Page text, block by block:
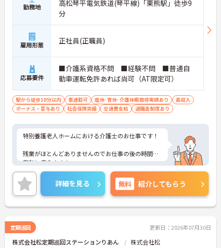
勤務地
高松琴平電気鉄道(琴平線)「栗熊駅」徒歩9
分
雇用形態 正社員(正職員)
応募要件
■介護系資格不問 ■経験不問 ■普通自
動車運転免許あれば尚可（AT限定可）
駅から徒歩10分以内 車通勤可 産休･育休･介護休暇取得実績あり
高収入
ボーナス・賞与あり
社会保険完備 交通費支給 退職金制度あり
特別養護老人ホームにおける介護士のお仕事です！
残業がほとんどありませんのでお仕事の後の時間も
有効に使えます！
無資格・経験が浅い方もしっかり指導してもらえる
ので安心してお仕事を始められる環境です！
ご興味ある方には、面接のポイントなど、さらに詳
詳細を見る 無料 紹介してもらう
定期巡回 更新日：2026年07月30日
株式会社松定期巡回ステーションりあん 株式会社松